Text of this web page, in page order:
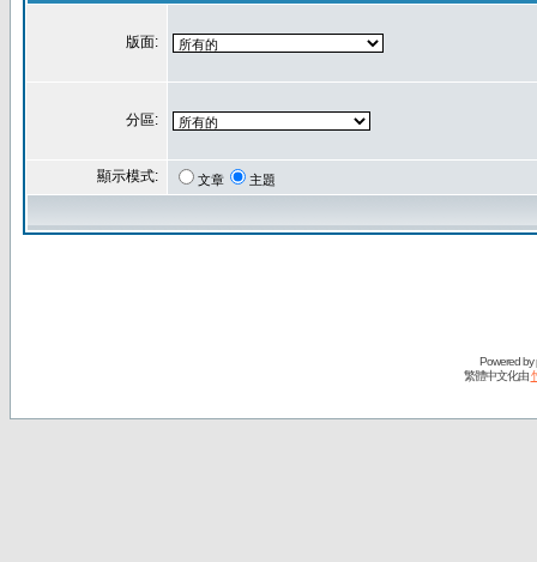
版面:
分區:
顯示模式: 文章 主題
Powered by
繁體中文化由